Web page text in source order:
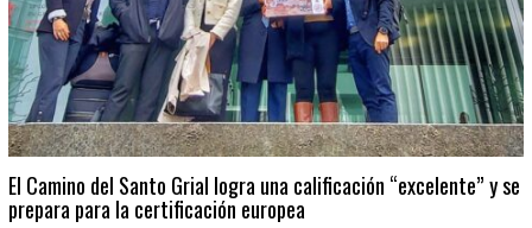
El Camino del Santo Grial logra una calificación “excelente” y se
prepara para la certificación europea